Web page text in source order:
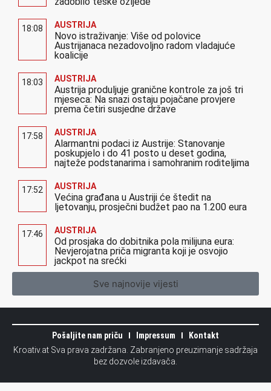
18:08 AUSTRIJA
Novo istraživanje: Više od polovice
Austrijanaca nezadovoljno radom vladajuće
koalicije
18:03 AUSTRIJA
Austrija produljuje granične kontrole za još tri
mjeseca: Na snazi ostaju pojačane provjere
prema četiri susjedne države
17:58 AUSTRIJA
Alarmantni podaci iz Austrije: Stanovanje
poskupjelo i do 41 posto u deset godina,
najteže podstanarima i samohranim roditeljima
17:52 AUSTRIJA
Većina građana u Austriji će štedit na
ljetovanju, prosječni budžet pao na 1.200 eura
17:46 AUSTRIJA
Od prosjaka do dobitnika pola milijuna eura:
Nevjerojatna priča migranta koji je osvojio
jackpot na srećki
Sve najnovije vijesti
Pošaljite nam priču Impressum
Kontakt
Kroativ.at Sva prava zadržana. Zabranjeno preuzimanje sadržaja
bez dozvole izdavača.